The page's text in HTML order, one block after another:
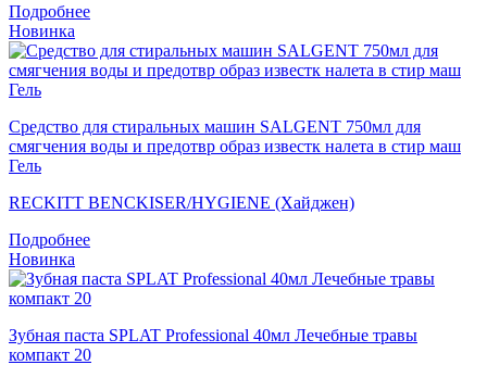
Подробнее
Новинка
Средство для стиральных машин SALGENT 750мл для
смягчения воды и предотвр образ известк налета в стир маш
Гель
RECKITT BENCKISER/HYGIENE (Хайджен)
Подробнее
Новинка
Зубная паста SPLAT Professional 40мл Лечебные травы
компакт 20